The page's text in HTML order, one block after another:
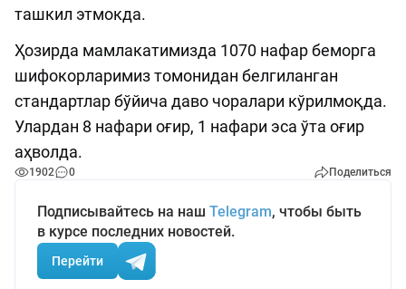
ташкил этмокда.
Ҳозирда мамлакатимизда 1070 нафар беморга
шифокорларимиз томонидан белгиланган
стандартлар бўйича даво чоралари кўрилмоқда.
Улардан 8 нафари оғир, 1 нафари эса ўта оғир
аҳволда.
1902 0 Поделиться
Подписывайтесь на наш Telegram, чтобы быть
в курсе последних новостей.
Перейти